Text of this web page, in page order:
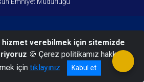
hizmet verebilmek için sitemizde
🍪 Çerez politikamız hakkında
için tıklayınız Kabul et